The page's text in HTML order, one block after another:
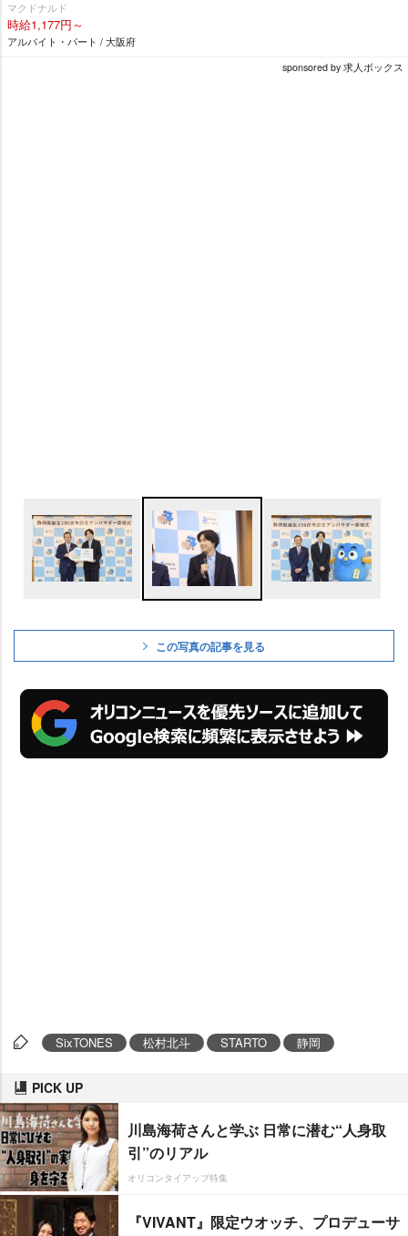
マクドナルド
時給1,177円～
アルバイト・パート / 大阪府
sponsored by 求人ボックス
この写真の記事を見る
SixTONES 松村北斗 STARTO 静岡
PICK UP
川島海荷さんと学ぶ 日常に潜む“人身取
引”のリアル
オリコンタイアップ特集
『VIVANT』限定ウオッチ、プロデューサ